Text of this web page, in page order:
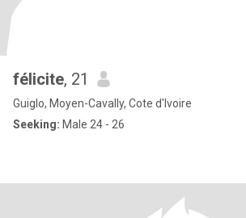
félicite, 21
Guiglo, Moyen-Cavally, Cote d'Ivoire
Seeking: Male 24 - 26